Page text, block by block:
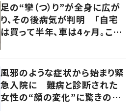
足の“攣（つ）り”が全身に広が
り、その後病気が判明 「自宅
は買って半年、車は4ヶ月。この
聞いた
風邪のような症状から始まり緊
急入院に 難病と診断された
女性の“顔の変化”に驚きの